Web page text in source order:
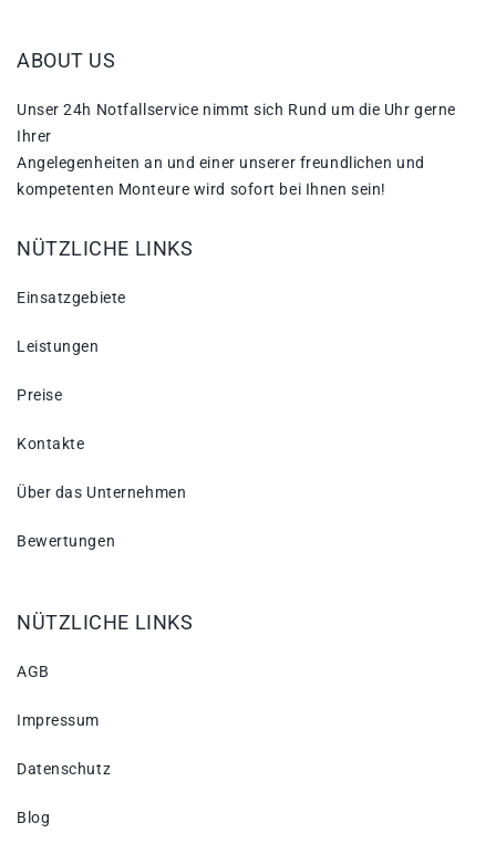
ABOUT US
Unser 24h Notfallservice nimmt sich Rund um die Uhr gerne
Ihrer
Angelegenheiten an und einer unserer freundlichen und
kompetenten Monteure wird sofort bei Ihnen sein!
NÜTZLICHE LINKS
Einsatzgebiete
Leistungen
Preise
Kontakte
Über das Unternehmen
Bewertungen
NÜTZLICHE LINKS
AGB
Impressum
Datenschutz
Blog